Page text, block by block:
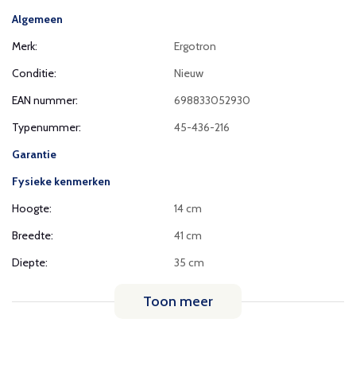
Algemeen
Merk:
Ergotron
Conditie:
Nieuw
EAN nummer:
698833052930
Typenummer:
45-436-216
Garantie
Fysieke kenmerken
Hoogte:
14 cm
Breedte:
41 cm
Diepte:
35 cm
Toon meer